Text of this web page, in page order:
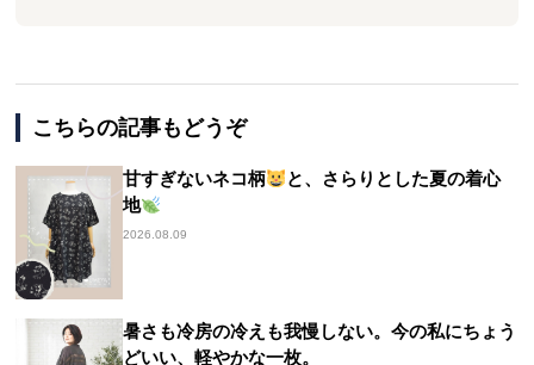
こちらの記事もどうぞ
甘すぎないネコ柄
と、さらりとした夏の着心
地
2026.08.09
暑さも冷房の冷えも我慢しない。今の私にちょう
どいい、軽やかな一枚。